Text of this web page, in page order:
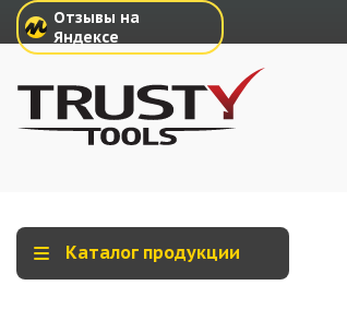
Отзывы на
Яндексе
Каталог продукции